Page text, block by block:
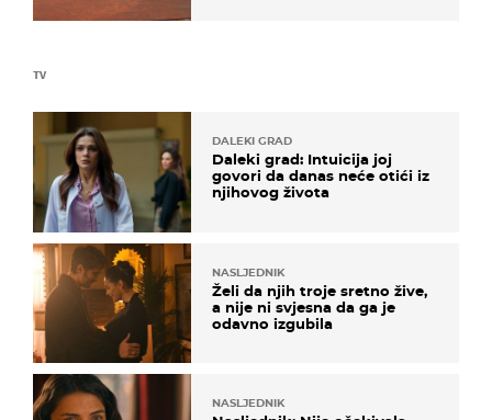
TV
DALEKI GRAD
Daleki grad: Intuicija joj
govori da danas neće otići iz
njihovog života
NASLJEDNIK
Želi da njih troje sretno žive,
a nije ni svjesna da ga je
odavno izgubila
NASLJEDNIK